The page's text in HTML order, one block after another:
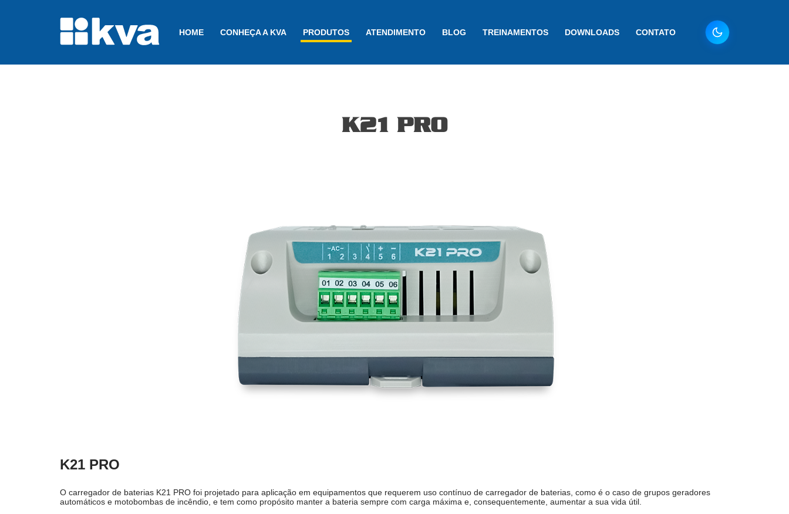
HOME CONHEÇA A KVA PRODUTOS ATENDIMENTO BLOG TREINAMENTOS DOWNLOADS CONTATO
K21 PRO
K21 PRO
O carregador de baterias K21 PRO foi projetado para aplicação em equipamentos que requerem uso contínuo de carregador de baterias, como é o caso de grupos geradores
automáticos e motobombas de incêndio, e tem como propósito manter a bateria sempre com carga máxima e, consequentemente, aumentar a sua vida útil.